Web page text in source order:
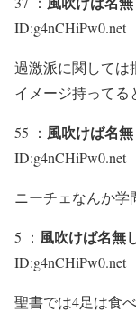
ID:g4nCHiPw0.net
過激派に関しては
イメージ持ってる
55 ： 風吹けば名無
ID:g4nCHiPw0.net
ニーチェなんか学
5 ： 風吹けば名無
ID:g4nCHiPw0.net
聖書では4足は食